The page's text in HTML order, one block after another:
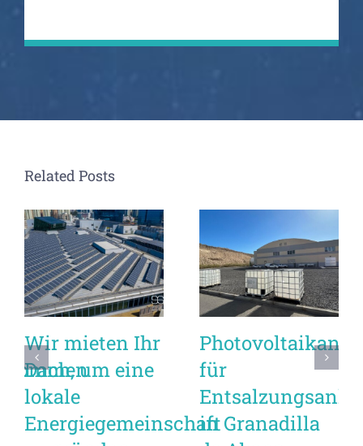
Related Posts
Wir mieten Ihr
Dach, um eine
lokale
Energiegemeinschaft
für
in Granadilla